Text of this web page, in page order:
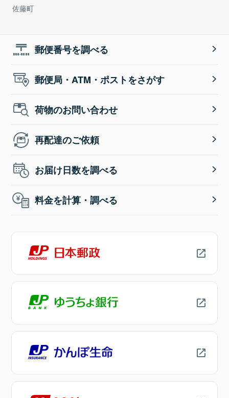
佐藤町
郵便番号を調べる
郵便局・ATM・ポストをさがす
荷物のお問い合わせ
再配達のご依頼
お届け日数を調べる
料金を計算・調べる